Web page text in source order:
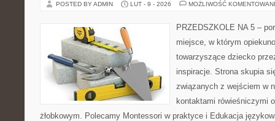
POSTED BY ADMIN LUT - 9 - 2026 MOŻLIWOŚĆ
PRZEDSZKOLE NA 5 –
miejsce, w którym
towarzyszące dziecko
inspiracje. Strona skupia
związanych z wejściem w
kontaktami rówieśniczymi
żłobkowym. Polecamy Montessori w praktyce i Edukacja